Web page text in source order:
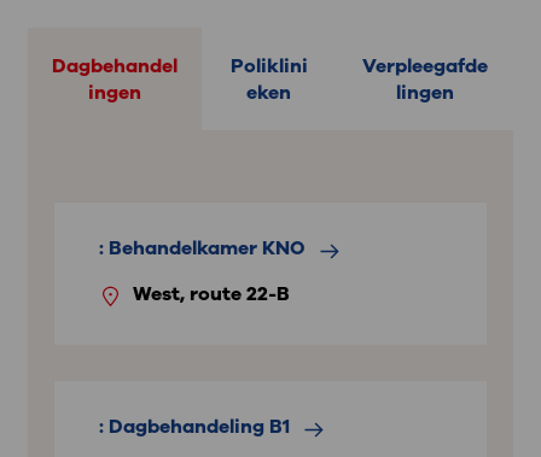
Dagbehandel
ingen
Poliklini
eken
Verpleegafde
lingen
: Behandelkamer KNO
West, route 22-B
: Dagbehandeling B1